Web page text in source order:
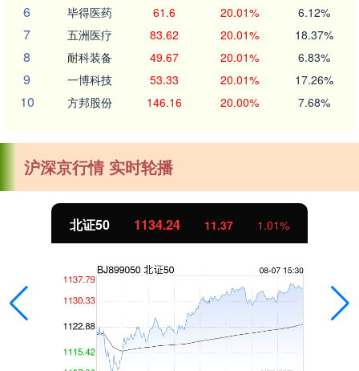
6 毕得医药 61.6 20.01% 6.12%
7 五洲医疗 83.62 20.01% 18.37%
8 耐科装备 49.67 20.01% 6.83%
9 一博科技 53.33 20.01% 17.26%
10 方邦股份 146.16 20.00% 7.68%
沪深京行情 实时轮播
创业板指 3563.12 47.56 1.35%